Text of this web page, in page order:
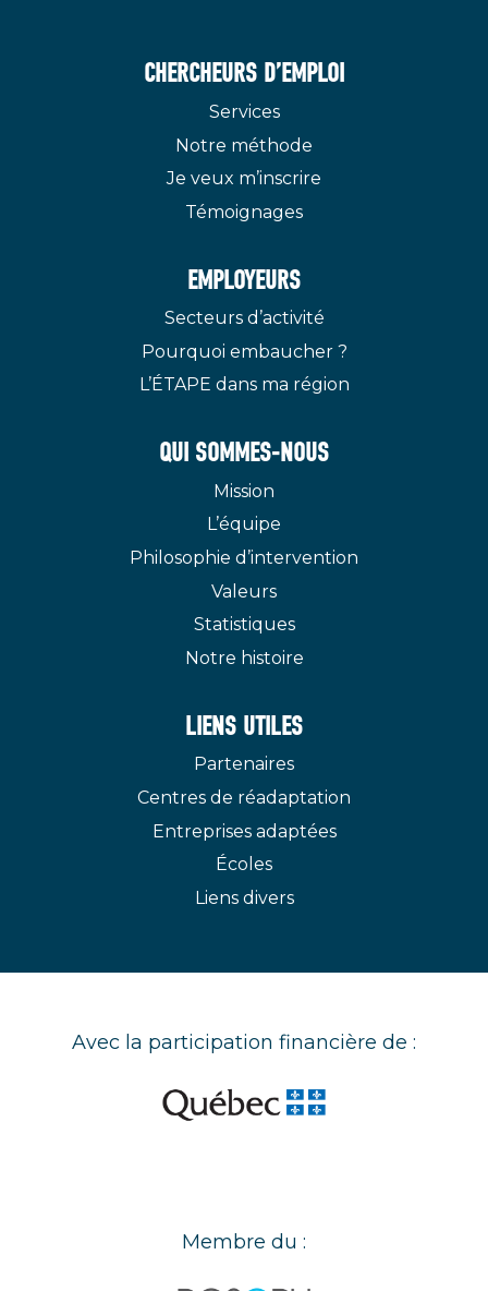
CHERCHEURS D’EMPLOI
Services
Notre méthode
Je veux m’inscrire
Témoignages
EMPLOYEURS
Secteurs d’activité
Pourquoi embaucher ?
L’ÉTAPE dans ma région
QUI SOMMES-NOUS
Mission
L’équipe
Philosophie d’intervention
Valeurs
Statistiques
Notre histoire
LIENS UTILES
Partenaires
Centres de réadaptation
Entreprises adaptées
Écoles
Liens divers
Avec la participation financière de :
Membre du :